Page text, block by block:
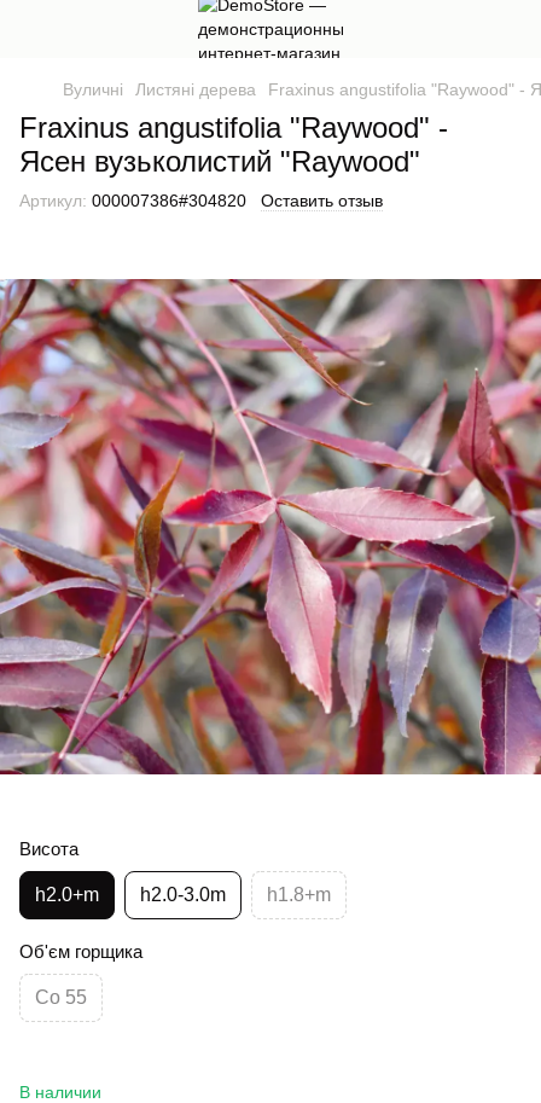
Вуличні Листяні дерева Fraxinus angustifolia "Raywood" -
Fraxinus angustifolia "Raywood" -
Ясен вузьколистий "Raywood"
Артикул: 000007386#304820 Оставить отзыв
Висота
h2.0+m h2.0-3.0m h1.8+m
Об'єм горщика
Co 55
В наличии